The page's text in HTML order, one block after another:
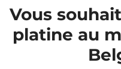
Vous
platine au